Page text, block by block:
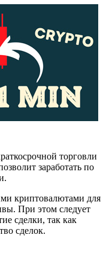
торговли
заработать по
криптовалютами для
При этом следует
сделки, так как
сделок.